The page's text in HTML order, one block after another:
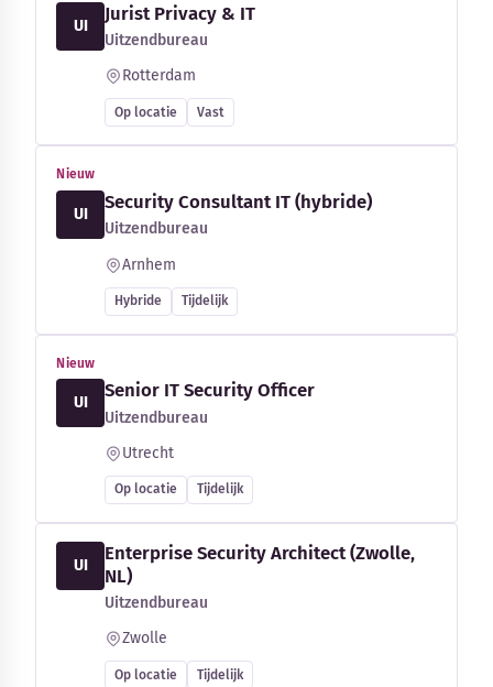
UI
Jurist Privacy & IT
Uitzendbureau
Rotterdam
Op locatie Vast
Nieuw
UI
Security Consultant IT (hybride)
Uitzendbureau
Arnhem
Hybride Tijdelijk
Nieuw
UI
Senior IT Security Officer
Uitzendbureau
Utrecht
Op locatie Tijdelijk
UI
Enterprise Security Architect (Zwolle,
NL)
Uitzendbureau
Zwolle
Op locatie Tijdelijk